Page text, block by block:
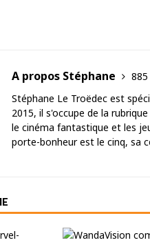
A propos Stéphane
Stéphane Le Troëdec est
2015, il s'occupe de la
le cinéma fantastique et les
porte-bonheur est le cinq, sa